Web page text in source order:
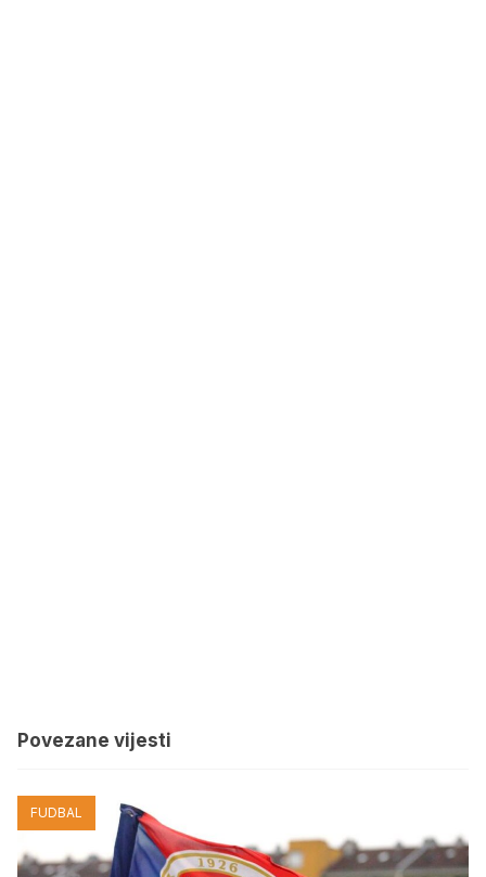
Povezane vijesti
FUDBAL